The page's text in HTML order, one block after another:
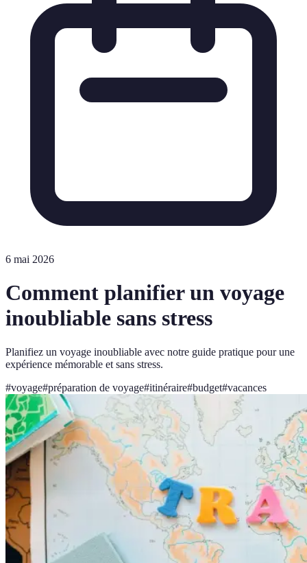
6 mai 2026
Comment planifier un voyage
inoubliable sans stress
Planifiez un voyage inoubliable avec notre guide pratique pour une
expérience mémorable et sans stress.
#voyage#préparation de voyage#itinéraire#budget#vacances